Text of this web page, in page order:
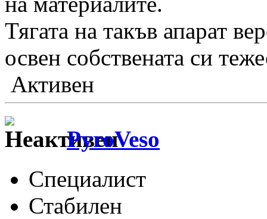
Тягата на такъв апарат
освен собствената си
Активен
PyroVeso
Специалист
Стабилен